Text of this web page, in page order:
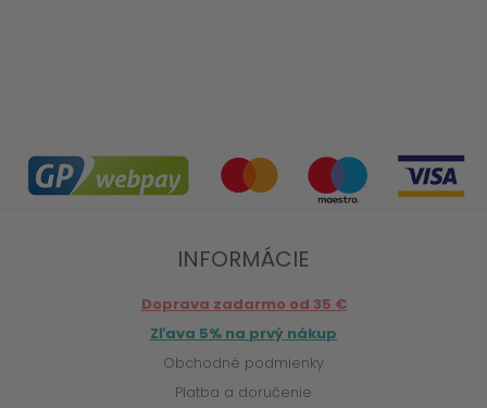
INFORMÁCIE
Doprava zadarmo od 35 €
Zľava 5% na prvý nákup
Obchodné podmienky
Platba a doručenie